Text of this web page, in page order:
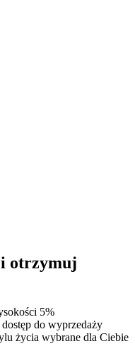
i otrzymuj
5%
do wyprzedaży
życia wybrane dla Ciebie